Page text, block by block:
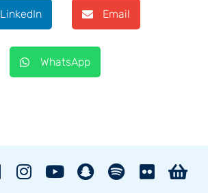
LinkedIn Email
WhatsApp